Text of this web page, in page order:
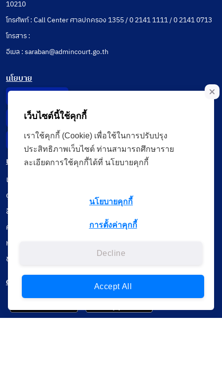
10210
โทรศัพท์ : Call Center ศาลปกครอง 1355 / 0 2141 1111 / 0 2141 0713
โทรสาร :
อีเมล : saraban@admincourt.go.th
นโยบาย
Data Subject Right
Incident Report
เมนู
เรียนออนไลน์
ดูถ่ายทอดสด
สื่อการเรียนรู้
ค้นรายการหนังสือ
หนังสืออิเล็กทรอนิกส์
ข้อมูลผู้ใช้งาน
ดาวน์โหลดใช้งานบนแอปพลิเคชัน
เว็บไซต์นี้ใช้คุกกี้
เราใช้คุกกี้ (Cookie) เพื่อใช้ในการปรับปรุง
ประสิทธิภาพเว็บไซต์ ท่านสามารถศึกษาราย
ละเอียดการใช้คุกกี้ได้ที่ นโยบายคุกกี้
นโยบายคุกกี้
การตั้งค่าคุกกี้
Decline
Accept All